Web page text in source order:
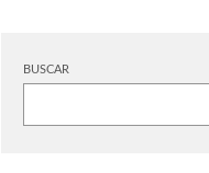
BUSCAR